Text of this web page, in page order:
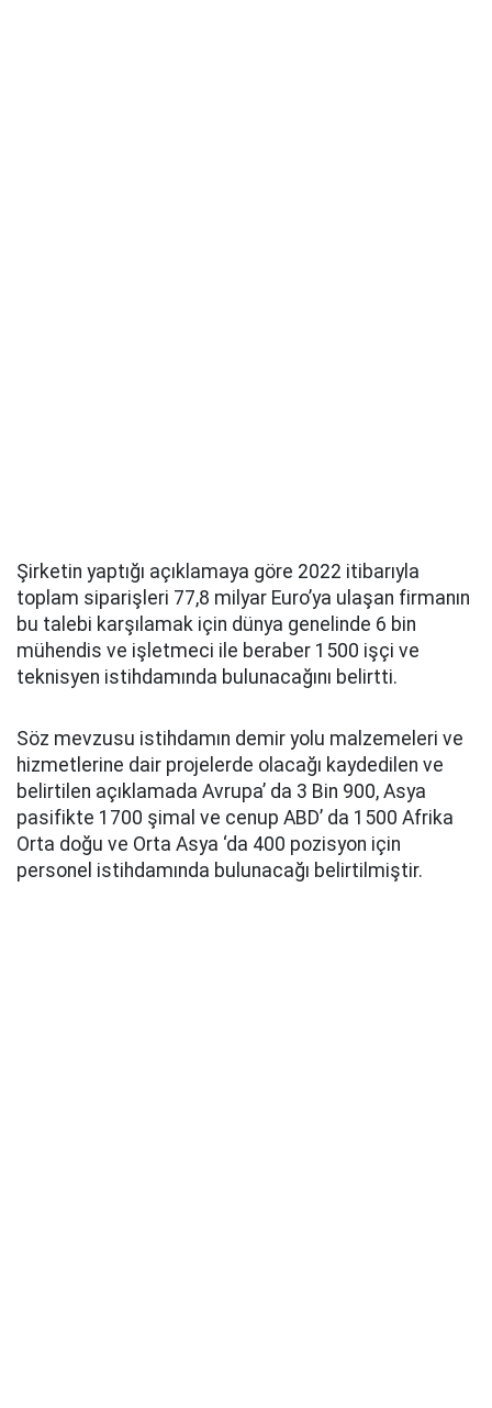
Şirketin yaptığı açıklamaya göre 2022 itibarıyla
toplam siparişleri 77,8 milyar Euro’ya ulaşan firmanın
bu talebi karşılamak için dünya genelinde 6 bin
mühendis ve işletmeci ile beraber 1500 işçi ve
teknisyen istihdamında bulunacağını belirtti.
Söz mevzusu istihdamın demir yolu malzemeleri ve
hizmetlerine dair projelerde olacağı kaydedilen ve
belirtilen açıklamada Avrupa’ da 3 Bin 900, Asya
pasifikte 1700 şimal ve cenup ABD’ da 1500 Afrika
Orta doğu ve Orta Asya ‘da 400 pozisyon için
personel istihdamında bulunacağı belirtilmiştir.